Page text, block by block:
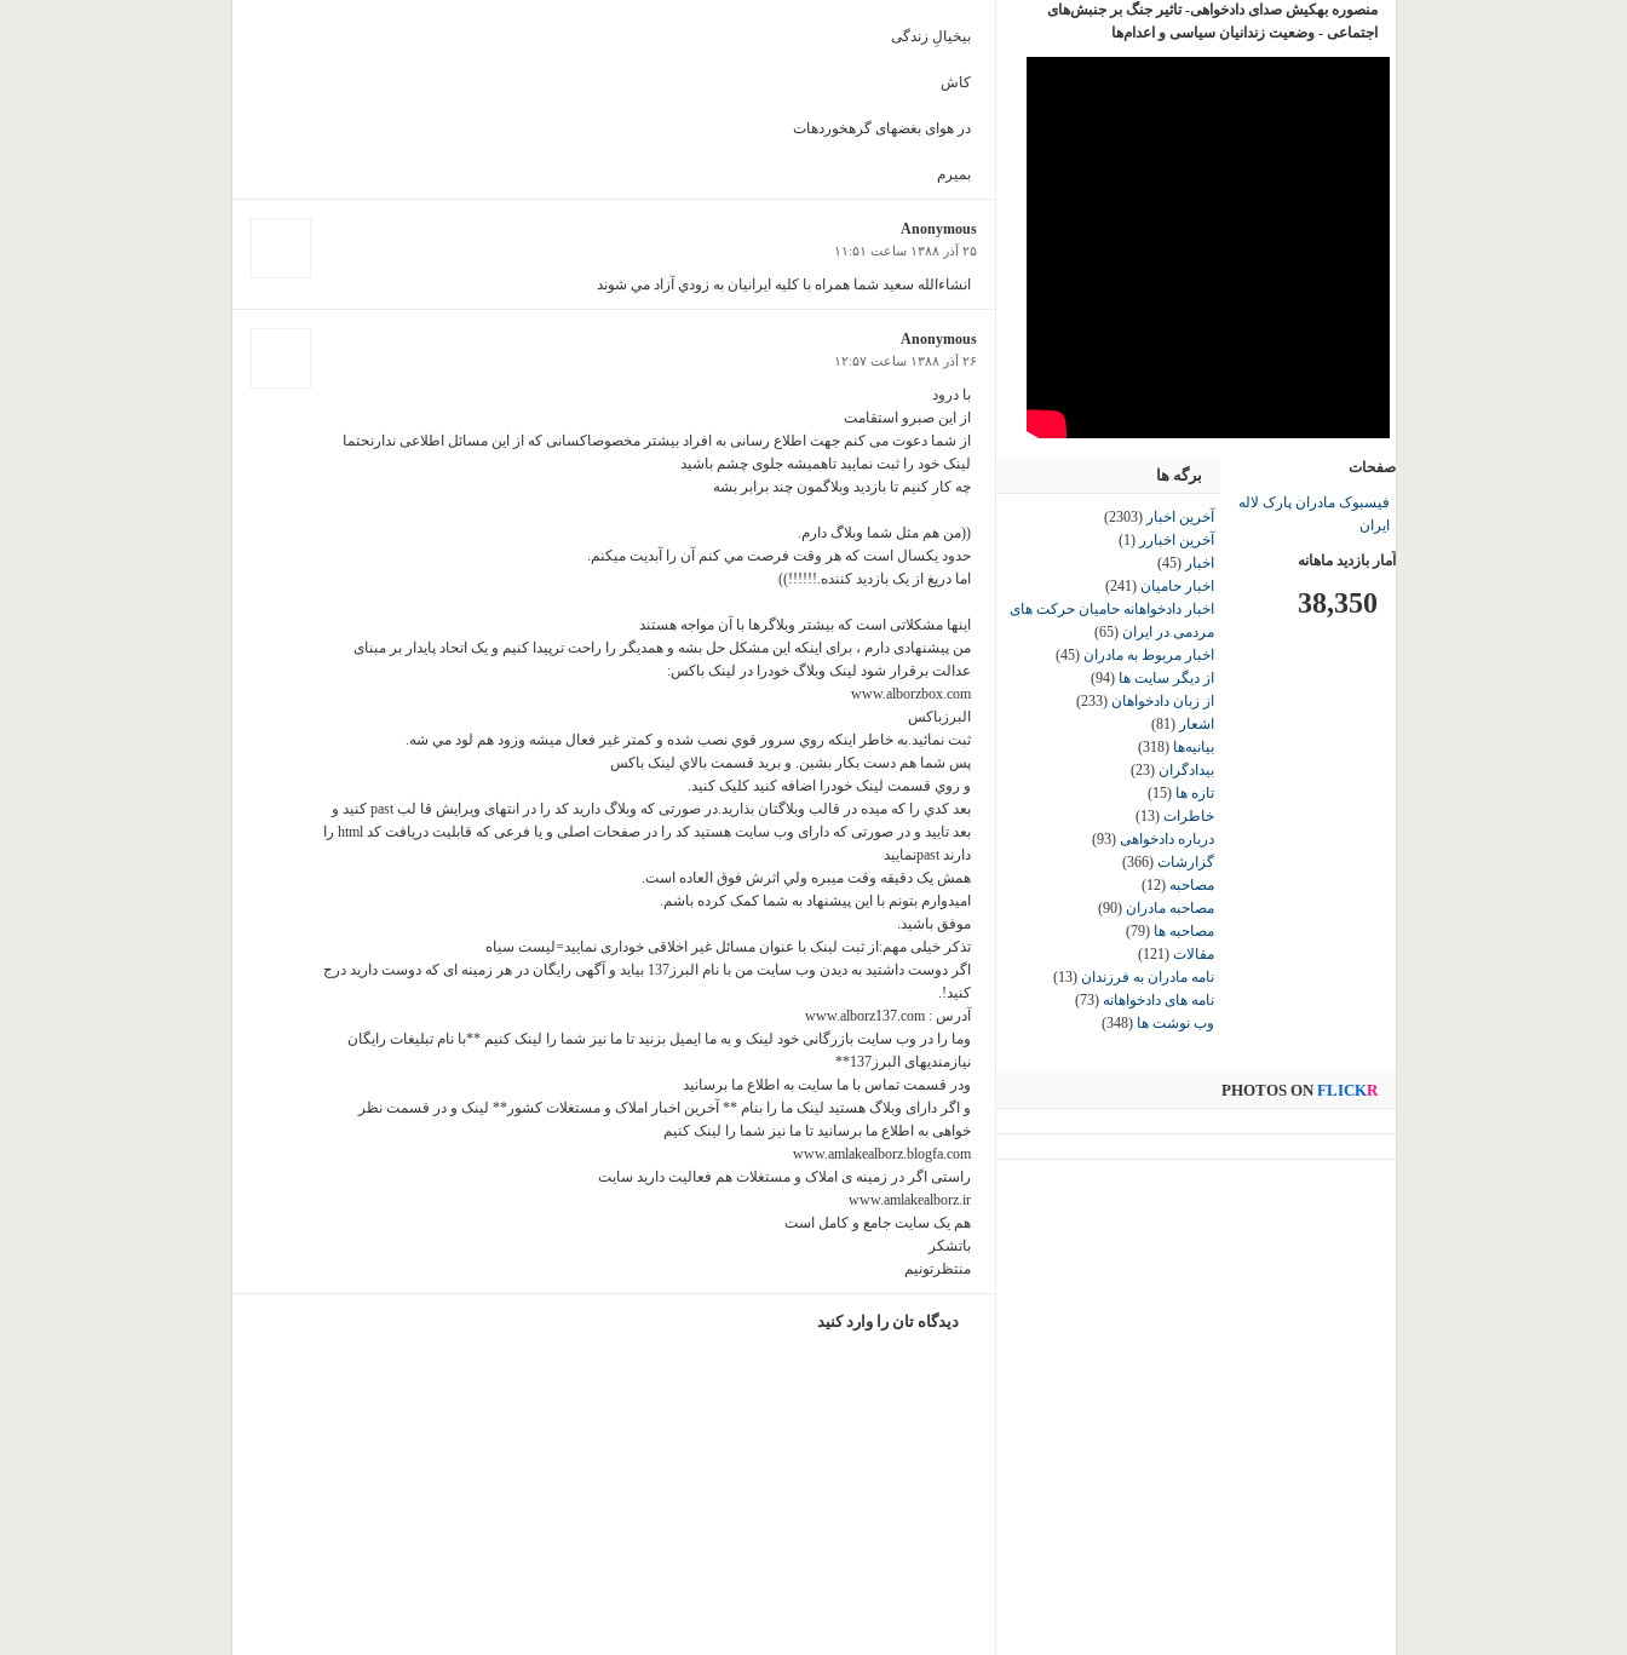
بی­خیالِ زندگی
کاش
در هوای بغض­های گره­خورده­ات
بمیرم
Anonymous
۲۵ آذر ۱۳۸۸ ساعت ۱۱:۵۱
انشاءالله سعيد شما همراه با كليه ايرانيان به زودي آزاد مي شوند
Anonymous
۲۶ آذر ۱۳۸۸ ساعت ۱۲:۵۷
با درود
از این صبرو استقامت
از شما دعوت می کنم جهت اطلاع رسانی به افراد بیشتر مخصوصاکسانی که از این مسائل اطلاعی ندارنحتما
لینک خود را ثبت نمایید تاهمیشه جلوی چشم باشید
چه کار کنیم تا بازديد وبلاگمون چند برابر بشه
((من هم مثل شما وبلاگ دارم.
حدود يکسال است که هر وقت فرصت مي کنم آن را آبديت ميکنم.
اما دريغ از يک بازديد کننده.!!!!!!))
اینها مشکلاتی است که بیشتر وبلاگرها با آن مواجه هستند
من پیشنهادی دارم ، برای اینکه این مشکل حل بشه و همدیگر را راحت ترپیدا کنیم و یک اتحاد پایدار بر مبنای
عدالت برقرار شود لینک وبلاگ خودرا در لینک باکس:
www.alborzbox.com
البرزباکس
ثبت نمائید.به خاطر اينکه روي سرور قوي نصب شده و کمتر غير فعال ميشه وزود هم لود مي شه.
پس شما هم دست بکار بشين. و بريد قسمت بالاي لينک باکس
و روي قسمت لينک خودرا اضافه کنيد کليک کنيد.
بعد کدي را که ميده در قالب وبلاگتان بذاريد.در صورتی که وبلاگ دارید کد را در انتهای ویرایش قا لب past کنید و
بعد تایید و در صورتی که دارای وب سایت هستید کد را در صفحات اصلی و یا فرعی که قابلیت دریافت کد html را
دارند pastنمایید
همش يک دقيقه وقت ميبره ولي اثرش فوق العاده است.
اميدوارم بتونم با اين پيشنهاد به شما کمک کرده باشم.
موفق باشيد.
تذکر خیلی مهم:از ثبت لینک با عنوان مسائل غیر اخلاقی خوداری نمایید=لیست سیاه
اگر دوست داشتید به دیدن وب سایت من با نام البرز137 بیاید و آگهی رایگان در هر زمینه ای که دوست دارید درج
کنید!.
آدرس : www.alborz137.com
وما را در وب سایت بازرگانی خود لینک و به ما ایمیل بزنید تا ما نیز شما را لینک کنیم **با نام تبلیغات رایگان
نیازمندیهای البرز137**
ودر قسمت تماس با ما سایت به اطلاع ما برسانید
و اگر دارای وبلاگ هستید لینک ما را بنام ** آخرین اخبار املاک و مستغلات کشور** لینک و در قسمت نظر
خواهی به اطلاع ما برسانید تا ما نیز شما را لینک کنیم
www.amlakealborz.blogfa.com
راستی اگر در زمینه ی املاک و مستغلات هم فعالیت دارید سایت
www.amlakealborz.ir
هم یک سایت جامع و کامل است
باتشکر
منتظرتونیم
دیدگاه تان را وارد کنید
منصوره بهکیش صدای دادخواهی- تاثیر جنگ بر جنبش‌های
اجتماعی - وضعیت زندانیان سیاسی و اعدام‌ها
برگه ها
آخرین اخبار (2303)
آخرین اخبارر (1)
اخبار (45)
اخبار حامیان (241)
اخبار دادخواهانه حامیان حرکت های
مردمی در ایران (65)
اخبار مربوط به مادران (45)
از دیگر سایت ها (94)
از زبان دادخواهان (233)
اشعار (81)
بیانیه‌ها (318)
بیدادگران (23)
تازه ها (15)
خاطرات (13)
درباره دادخواهی (93)
گزارشات (366)
مصاحبه (12)
مصاحبه مادران (90)
مصاحبه ها (79)
مقالات (121)
نامه مادران به فرزندان (13)
نامه های دادخواهانه (73)
وب نوشت ها (348)
صفحات
فیسبوک مادران پارک لاله
ایران
آمار بازدید ماهانه
38,350
PHOTOS ON FLICKR